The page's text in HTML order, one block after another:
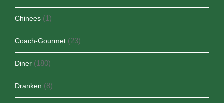
Chinees (1)
Coach-Gourmet (23)
Diner (180)
Dranken (8)